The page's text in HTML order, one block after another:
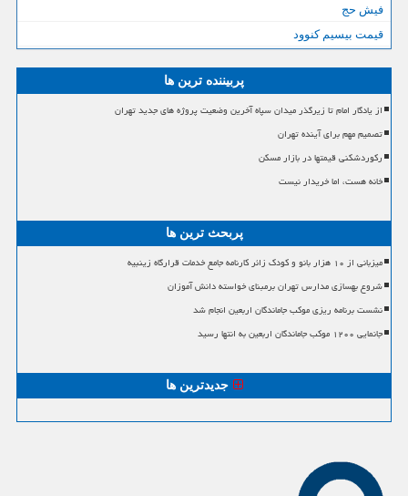
فیش حج
قیمت بیسیم کنوود
پربیننده ترین ها
از یادگار امام تا زیرگذر میدان سپاه آخرین وضعیت پروژه های جدید تهران
تصمیم مهم برای آینده تهران
رکوردشکنی قیمتها در بازار مسکن
خانه هست، اما خریدار نیست
پربحث ترین ها
میزبانی از ۱۰ هزار بانو و کودک زائر کارنامه جامع خدمات قرارگاه زینبیه
شروع بهسازی مدارس تهران برمبنای خواسته دانش آموزان
نشست برنامه ریزی موکب جاماندگان اربعین انجام شد
جانمایی ۱۲۰۰ موکب جاماندگان اربعین به انتها رسید
جدیدترین ها